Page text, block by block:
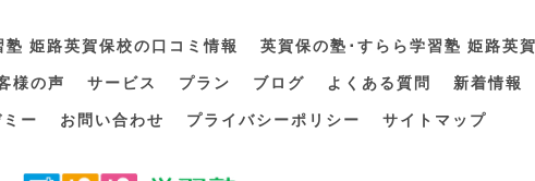
姫路英賀保校の口コミ情報
英賀保の塾･すらら学習塾 姫路英
様の声
サービス プラン ブログ よくある質問 新着情報
ー
お問い合わせ プライバシーポリシー サイトマップ